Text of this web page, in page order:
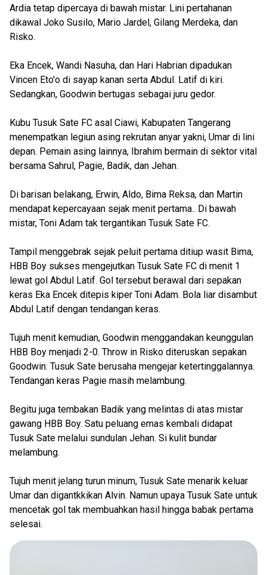
Ardia tetap dipercaya di bawah mistar. Lini pertahanan
dikawal Joko Susilo, Mario Jardel, Gilang Merdeka, dan
Risko.
Eka Encek, Wandi Nasuha, dan Hari Habrian dipadukan
Vincen Eto'o di sayap kanan serta Abdul. Latif di kiri.
Sedangkan, Goodwin bertugas sebagai juru gedor.
Kubu Tusuk Sate FC asal Ciawi, Kabupaten Tangerang
menempatkan legiun asing rekrutan anyar yakni, Umar di lini
depan. Pemain asing lainnya, Ibrahim bermain di sektor vital
bersama Sahrul, Pagie, Badik, dan Jehan.
Di barisan belakang, Erwin, Aldo, Bima Reksa, dan Martin
mendapat kepercayaan sejak menit pertama.. Di bawah
mistar, Toni Adam tak tergantikan Tusuk Sate FC.
Tampil menggebrak sejak peluit pertama ditiup wasit Bima,
HBB Boy sukses mengejutkan Tusuk Sate FC di menit 1
lewat gol Abdul Latif. Gol tersebut berawal dari sepakan
keras Eka Encek ditepis kiper Toni Adam. Bola liar disambut
Abdul Latif dengan tendangan keras.
Tujuh menit kemudian, Goodwin menggandakan keunggulan
HBB Boy menjadi 2-0. Throw in Risko diteruskan sepakan
Goodwin. Tusuk Sate berusaha mengejar ketertinggalannya.
Tendangan keras Pagie masih melambung.
Begitu juga tembakan Badik yang melintas di atas mistar
gawang HBB Boy. Satu peluang emas kembali didapat
Tusuk Sate melalui sundulan Jehan. Si kulit bundar
melambung.
Tujuh menit jelang turun minum, Tusuk Sate menarik keluar
Umar dan digantkkikan Alvin. Namun upaya Tusuk Sate untuk
mencetak gol tak membuahkan hasil hingga babak pertama
selesai.